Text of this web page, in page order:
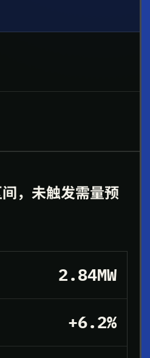
，未触发需量预
2.84MW
+6.2%